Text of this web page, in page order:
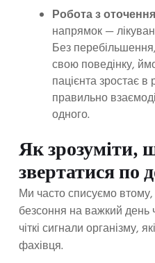
Робота з
напрямок —
Без
свою поведінку,
пацієнта зростає
правильно
одного.
Як зрозуміти,
звертатися по
Ми часто списуємо втому,
безсоння на важкий день
чіткі сигнали організму,
фахівця.